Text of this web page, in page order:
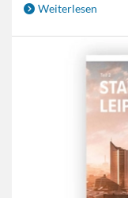
Weiterlesen